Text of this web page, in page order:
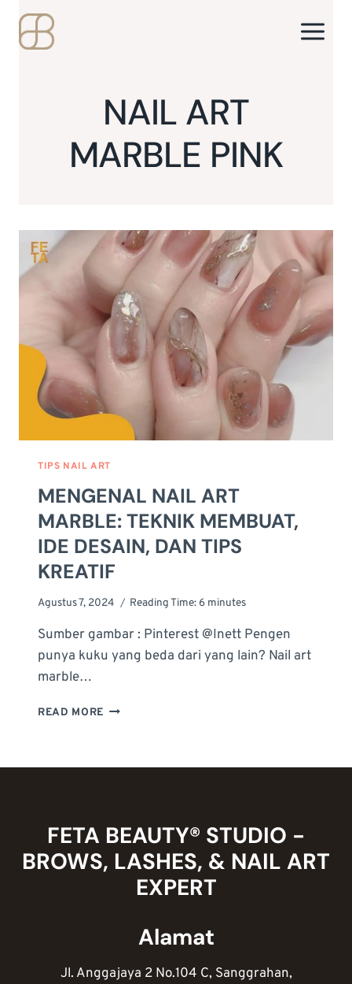
content
NAIL ART
MARBLE PINK
TIPS NAIL ART
MENGENAL NAIL ART
MARBLE: TEKNIK MEMBUAT,
IDE DESAIN, DAN TIPS
KREATIF
Agustus 7, 2024 Reading Time: 6 minutes
Sumber gambar : Pinterest @Inett Pengen
punya kuku yang beda dari yang lain? Nail art
marble…
READ MORE MENGENAL
DESAIN,
DAN
TIPS
KREATIF
FETA BEAUTY® STUDIO -
BROWS, LASHES, & NAIL ART
EXPERT
Alamat
Jl. Anggajaya 2 No.104 C, Sanggrahan,